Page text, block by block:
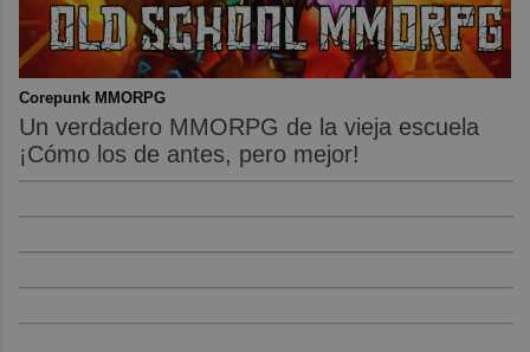
Corepunk MMORPG
Un verdadero MMORPG de la vieja escuela
¡Cómo los de antes, pero mejor!